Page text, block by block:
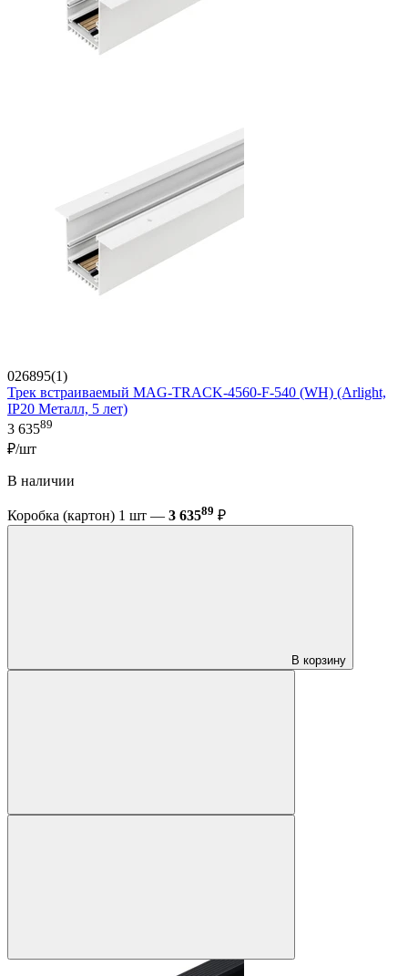
026895(1)
Трек встраиваемый MAG-TRACK-4560-F-540 (WH) (Arlight,
IP20 Металл, 5 лет)
3 63589
₽/шт
В наличии
Коробка (картон) 1 шт — 3 63589 ₽
В корзину